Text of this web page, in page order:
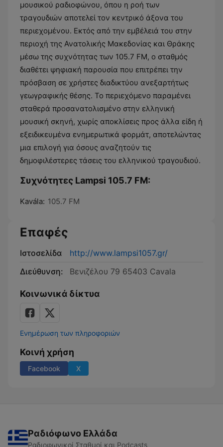
μουσικού ραδιοφώνου, όπου η ροή των
τραγουδιών αποτελεί τον κεντρικό άξονα του
περιεχομένου. Εκτός από την εμβέλειά του στην
περιοχή της Ανατολικής Μακεδονίας και Θράκης
μέσω της συχνότητας των 105.7 FM, ο σταθμός
διαθέτει ψηφιακή παρουσία που επιτρέπει την
πρόσβαση σε χρήστες διαδικτύου ανεξαρτήτως
γεωγραφικής θέσης. Το περιεχόμενο παραμένει
σταθερά προσανατολισμένο στην ελληνική
μουσική σκηνή, χωρίς αποκλίσεις προς άλλα είδη ή
εξειδικευμένα ενημερωτικά φορμάτ, αποτελώντας
μια επιλογή για όσους αναζητούν τις
δημοφιλέστερες τάσεις του ελληνικού τραγουδιού.
Συχνότητες Lampsi 105.7 FM:
Kavála: 105.7 FM
Επαφές
Ιστοσελίδα
http://www.lampsi1057.gr/
Διεύθυνση:
Βενιζέλου 79 65403 Cavala
Κοινωνικά δίκτυα
Ενημέρωση των πληροφοριών
Κοινή χρήση
Facebook X
Ραδιόφωνο Ελλάδα
Ραδιοφωνικοί Σταθμοί και Podcasts